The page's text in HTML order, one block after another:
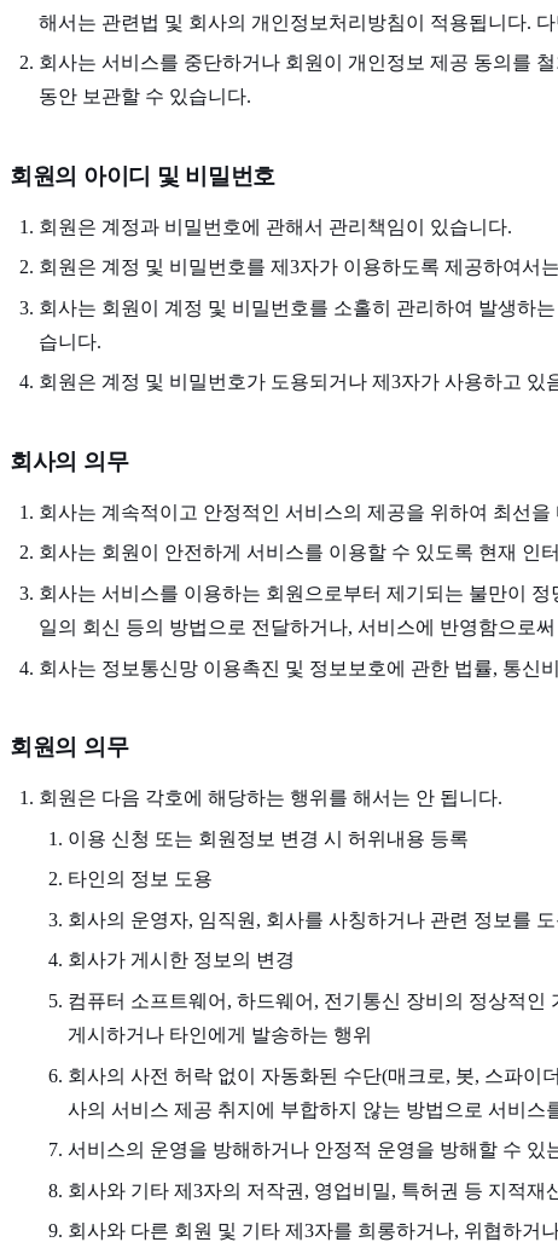
해서는 관련법 및 회사의 개인정보처리방침이 적용됩니다.
회사는 서비스를 중단하거나 회원이 개인정보 제공 동의를
동안 보관할 수 있습니다.
회원의 아이디 및 비밀번호
회원은 계정과 비밀번호에 관해서 관리책임이 있습니다.
회원은 계정 및 비밀번호를 제3자가 이용하도록 제공하여서
회사는 회원이 계정 및 비밀번호를 소홀히 관리하여 발생하
습니다.
회원은 계정 및 비밀번호가 도용되거나 제3자가 사용하고
회사의 의무
회사는 계속적이고 안정적인 서비스의 제공을 위하여 최선을
회사는 회원이 안전하게 서비스를 이용할 수 있도록 현재 인
회사는 서비스를 이용하는 회원으로부터 제기되는 불만이
일의 회신 등의 방법으로 전달하거나, 서비스에 반영함으로
회사는 정보통신망 이용촉진 및 정보보호에 관한 법률, 통신
회원의 의무
회원은 다음 각호에 해당하는 행위를 해서는 안 됩니다.
이용 신청 또는 회원정보 변경 시 허위내용 등록
타인의 정보 도용
회사의 운영자, 임직원, 회사를 사칭하거나 관련 정보를
회사가 게시한 정보의 변경
컴퓨터 소프트웨어, 하드웨어, 전기통신 장비의 정상적
게시하거나 타인에게 발송하는 행위
회사의 사전 허락 없이 자동화된 수단(매크로, 봇, 스파이
사의 서비스 제공 취지에 부합하지 않는 방법으로 서비
서비스의 운영을 방해하거나 안정적 운영을 방해할 수
회사와 기타 제3자의 저작권, 영업비밀, 특허권 등 지적재
회사와 다른 회원 및 기타 제3자를 희롱하거나, 위협하거